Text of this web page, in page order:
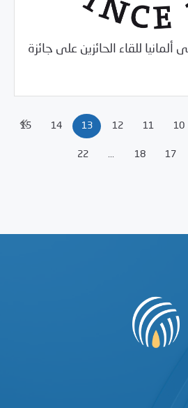
للقاء الحائزين على جائزةخبر بارز /فرص التدريب و المشاركة
10
11
12
13
14
15
17
18
...
22